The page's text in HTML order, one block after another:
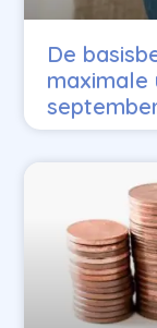
De
maximale